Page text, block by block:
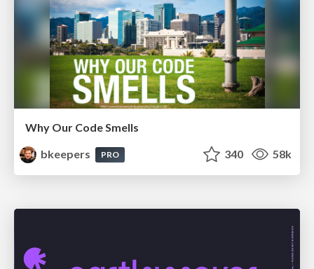
Why Our Code Smells
bkeepers
PRO 340 58k